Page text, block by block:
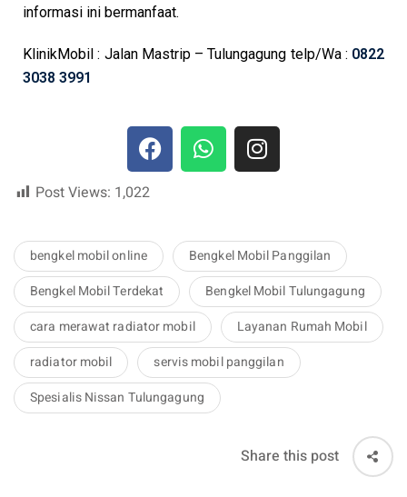
informasi ini bermanfaat.
KlinikMobil : Jalan Mastrip – Tulungagung telp/Wa : 0822
3038 3991
Post Views: 1,022
bengkel mobil online
Bengkel Mobil Panggilan
Bengkel Mobil Terdekat
Bengkel Mobil Tulungagung
cara merawat radiator mobil
Layanan Rumah Mobil
radiator mobil
servis mobil panggilan
Spesialis Nissan Tulungagung
Share this post